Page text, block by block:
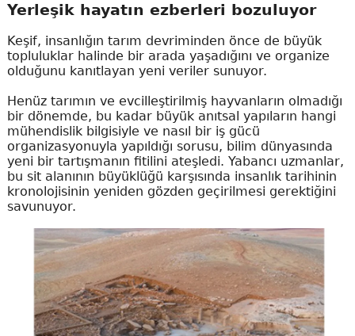
Yerleşik hayatın ezberleri bozuluyor
Keşif, insanlığın tarım devriminden önce de büyük
topluluklar halinde bir arada yaşadığını ve organize
olduğunu kanıtlayan yeni veriler sunuyor.
Henüz tarımın ve evcilleştirilmiş hayvanların olmadığı
bir dönemde, bu kadar büyük anıtsal yapıların hangi
mühendislik bilgisiyle ve nasıl bir iş gücü
organizasyonuyla yapıldığı sorusu, bilim dünyasında
yeni bir tartışmanın fitilini ateşledi. Yabancı uzmanlar,
bu sit alanının büyüklüğü karşısında insanlık tarihinin
kronolojisinin yeniden gözden geçirilmesi gerektiğini
savunuyor.